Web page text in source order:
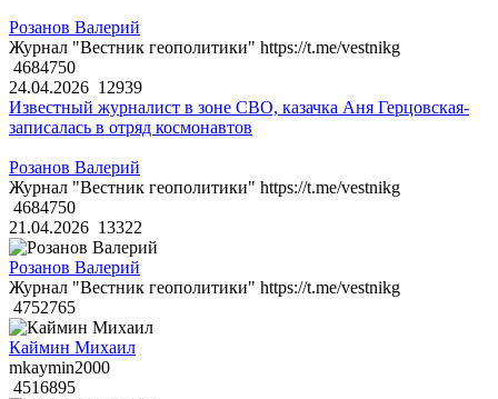
Розанов Валерий
Журнал "Вестник геополитики" https://t.me/vestnikg
4684750
24.04.2026 12939
Известный журналист в зоне СВО, казачка Аня Герцовская-
записалась в отряд космонавтов
Розанов Валерий
Журнал "Вестник геополитики" https://t.me/vestnikg
4684750
21.04.2026 13322
Розанов Валерий
Журнал "Вестник геополитики" https://t.me/vestnikg
4752765
Каймин Михаил
mkaymin2000
4516895